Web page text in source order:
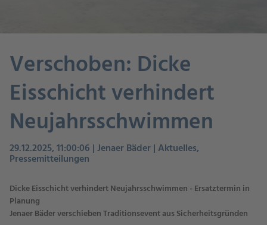
Verschoben: Dicke
Eisschicht verhindert
Neujahrsschwimmen
29.12.2025, 11:00:06 | Jenaer Bäder | Aktuelles,
Pressemitteilungen
Dicke Eisschicht verhindert Neujahrsschwimmen - Ersatztermin in
Planung
Jenaer Bäder verschieben Traditionsevent aus Sicherheitsgründen